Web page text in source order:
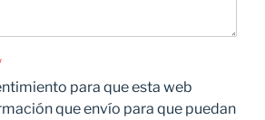
para que esta web
que envío para que puedan